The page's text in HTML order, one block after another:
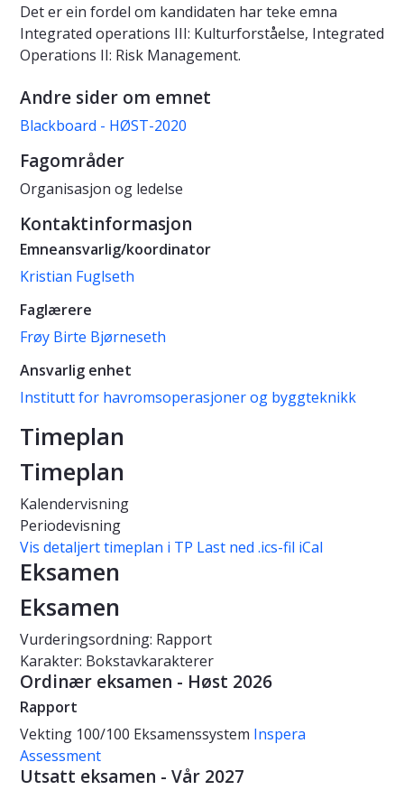
Det er ein fordel om kandidaten har teke emna
Integrated operations III: Kulturforståelse, Integrated
Operations II: Risk Management.
Andre sider om emnet
Blackboard - HØST-2020
Fagområder
Organisasjon og ledelse
Kontaktinformasjon
Emneansvarlig/koordinator
Kristian Fuglseth
Faglærere
Frøy Birte Bjørneseth
Ansvarlig enhet
Institutt for havromsoperasjoner og byggteknikk
Timeplan
Timeplan
Kalendervisning
Periodevisning
Vis detaljert timeplan i TP Last ned .ics-fil iCal
Eksamen
Eksamen
Vurderingsordning: Rapport
Karakter: Bokstavkarakterer
Ordinær eksamen - Høst 2026
Rapport
Vekting 100/100 Eksamenssystem Inspera
Assessment
Utsatt eksamen - Vår 2027